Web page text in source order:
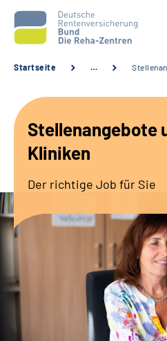
Unsere Kliniken
Sozialdienste & Zuweisende
Erweiterte Suche
Gebärdensprache
Startseite …
Stellenangebote
Kliniken
Der richtige Job für Sie